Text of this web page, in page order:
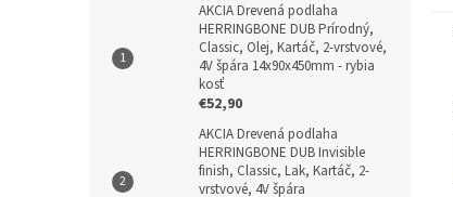
AKCIA Drevená podlaha
HERRINGBONE DUB Prírodný,
Classic, Olej, Kartáč, 2-vrstvové,
4V špára 14x90x450mm - rybia
kosť
€52,90
AKCIA Drevená podlaha
HERRINGBONE DUB Invisible
finish, Classic, Lak, Kartáč, 2-
vrstvové, 4V špára